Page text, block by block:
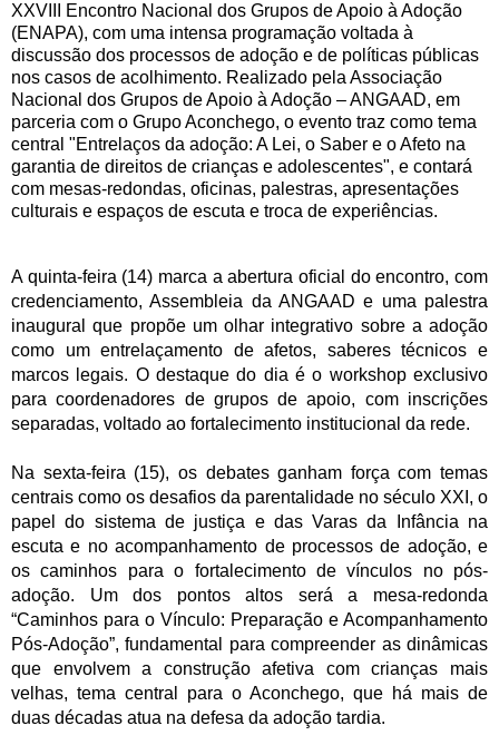
XXVIII Encontro Nacional dos Grupos de Apoio à Adoção
(ENAPA), com uma intensa programação voltada à
discussão dos processos de adoção e de políticas públicas
nos casos de acolhimento. Realizado pela Associação
Nacional dos Grupos de Apoio à Adoção – ANGAAD, em
parceria com o Grupo Aconchego, o evento traz como tema
central "Entrelaços da adoção: A Lei, o Saber e o Afeto na
garantia de direitos de crianças e adolescentes", e contará
com mesas-redondas, oficinas, palestras, apresentações
culturais e espaços de escuta e troca de experiências.
A quinta-feira (14) marca a abertura oficial do encontro, com
credenciamento, Assembleia da ANGAAD e uma palestra
inaugural que propõe um olhar integrativo sobre a adoção
como um entrelaçamento de afetos, saberes técnicos e
marcos legais. O destaque do dia é o workshop exclusivo
para coordenadores de grupos de apoio, com inscrições
separadas, voltado ao fortalecimento institucional da rede.
Na sexta-feira (15), os debates ganham força com temas
centrais como os desafios da parentalidade no século XXI, o
papel do sistema de justiça e das Varas da Infância na
escuta e no acompanhamento de processos de adoção, e
os caminhos para o fortalecimento de vínculos no pós-
adoção. Um dos pontos altos será a mesa-redonda
“Caminhos para o Vínculo: Preparação e Acompanhamento
Pós-Adoção”, fundamental para compreender as dinâmicas
que envolvem a construção afetiva com crianças mais
velhas, tema central para o Aconchego, que há mais de
duas décadas atua na defesa da adoção tardia.